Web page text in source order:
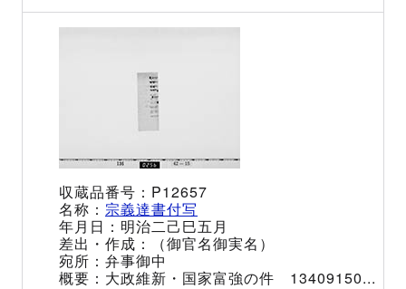
P12657
宗義達書付写
明治二己巳五月
（御官名御実名）
弁事御中
大政維新・国家富強の件 13409150...